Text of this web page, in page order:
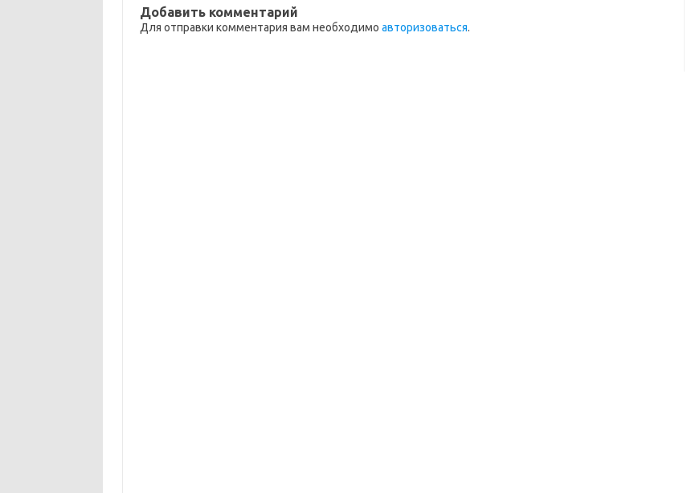
Добавить комментарий
Для отправки комментария вам необходимо авторизоваться.